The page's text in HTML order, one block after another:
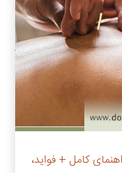
کامل + فواید،